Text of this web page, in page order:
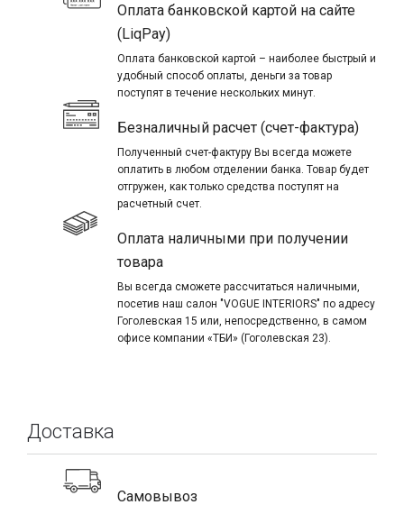
Оплата банковской картой на сайте
(LiqPay)
Оплата банковской картой – наиболее быстрый и
удобный способ оплаты, деньги за товар
поступят в течение нескольких минут.
Безналичный расчет (счет-фактура)
Полученный счет-фактуру Вы всегда можете
оплатить в любом отделении банка. Товар будет
отгружен, как только средства поступят на
расчетный счет.
Оплата наличными при получении
товара
Вы всегда сможете рассчитаться наличными,
посетив наш салон "VOGUE INTERIORS" по адресу
Гоголевская 15 или, непосредственно, в самом
офисе компании «ТБИ» (Гоголевская 23).
Доставка
Самовывоз